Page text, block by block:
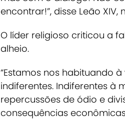
encontrar!”, disse Leão
O líder religioso criticou a
alheio.
“Estamos nos habituando
indiferentes. Indiferentes à
repercussões de ódio e
consequências